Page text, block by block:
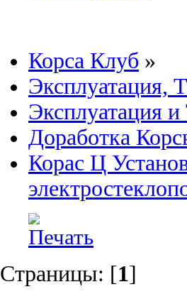
Корса Клуб »
Эксплуатация,
Эксплуатация
Доработка
Корас Ц
Страницы: [1]